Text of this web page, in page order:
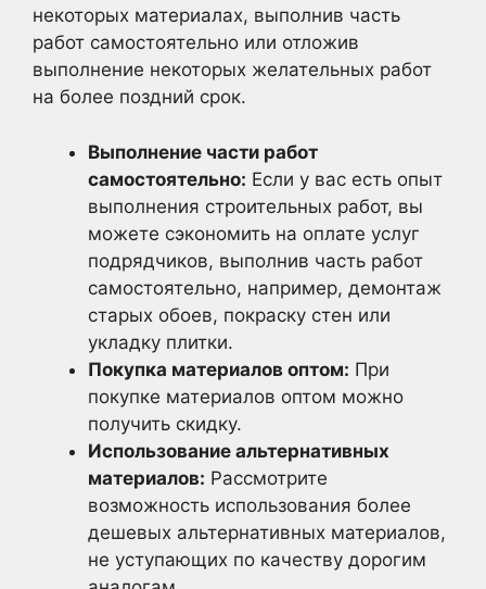
некоторых материалах, выполнив часть
работ самостоятельно или отложив
выполнение некоторых желательных работ
на более поздний срок.
Выполнение части работ
самостоятельно: Если у вас есть опыт
выполнения строительных работ, вы
можете сэкономить на оплате услуг
подрядчиков, выполнив часть работ
самостоятельно, например, демонтаж
старых обоев, покраску стен или
укладку плитки.
Покупка материалов оптом: При
покупке материалов оптом можно
получить скидку.
Использование альтернативных
материалов: Рассмотрите
возможность использования более
дешевых альтернативных материалов,
не уступающих по качеству дорогим